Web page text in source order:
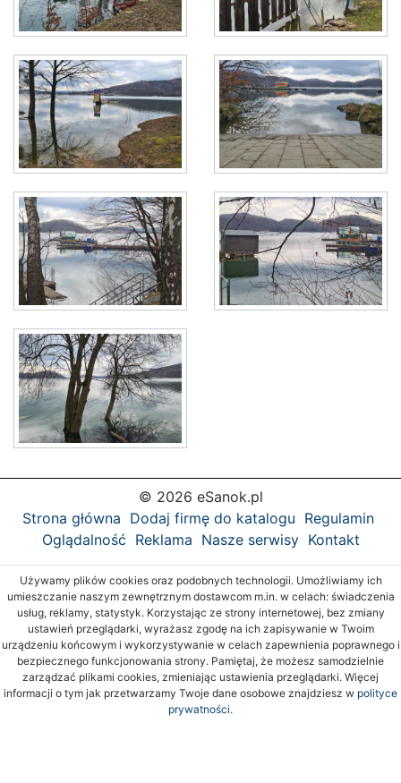
© 2026 eSanok.pl
Strona główna Dodaj firmę do katalogu Regulamin
Oglądalność Reklama Nasze serwisy Kontakt
Używamy plików cookies oraz podobnych technologii. Umożliwiamy ich
umieszczanie naszym zewnętrznym dostawcom m.in. w celach: świadczenia
usług, reklamy, statystyk. Korzystając ze strony internetowej, bez zmiany
ustawień przeglądarki, wyrażasz zgodę na ich zapisywanie w Twoim
urządzeniu końcowym i wykorzystywanie w celach zapewnienia poprawnego i
bezpiecznego funkcjonowania strony. Pamiętaj, że możesz samodzielnie
zarządzać plikami cookies, zmieniając ustawienia przeglądarki. Więcej
informacji o tym jak przetwarzamy Twoje dane osobowe znajdziesz w polityce
prywatności.